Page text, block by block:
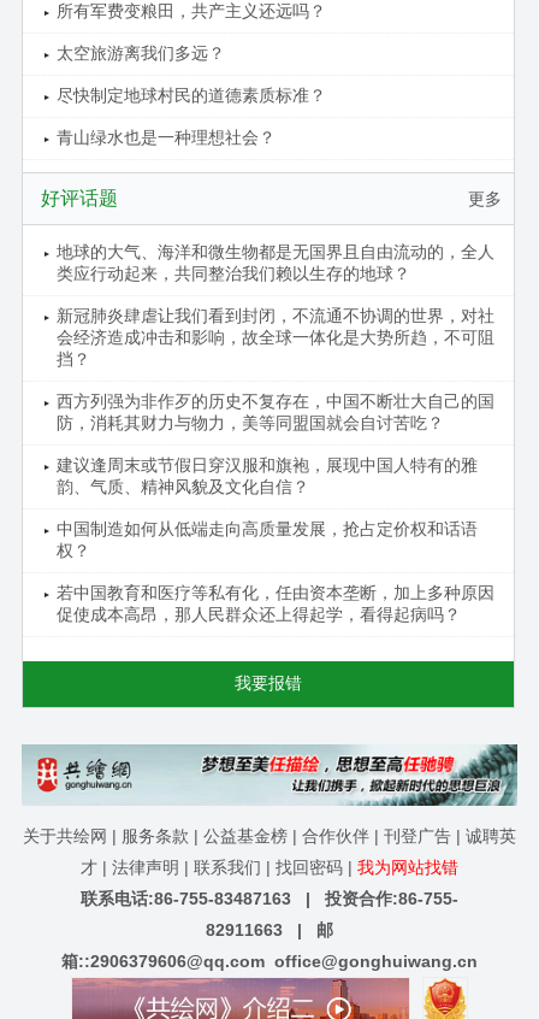
所有军费变粮田，共产主义还远吗？
太空旅游离我们多远？
尽快制定地球村民的道德素质标准？
青山绿水也是一种理想社会？
更多
好评话题
地球的大气、海洋和微生物都是无国界且自由流动的，全人
类应行动起来，共同整治我们赖以生存的地球？
新冠肺炎肆虐让我们看到封闭，不流通不协调的世界，对社
会经济造成冲击和影响，故全球一体化是大势所趋，不可阻
挡？
西方列强为非作歹的历史不复存在，中国不断壮大自己的国
防，消耗其财力与物力，美等同盟国就会自讨苦吃？
建议逢周末或节假日穿汉服和旗袍，展现中国人特有的雅
韵、气质、精神风貌及文化自信？
中国制造如何从低端走向高质量发展，抢占定价权和话语
权？
若中国教育和医疗等私有化，任由资本垄断，加上多种原因
促使成本高昂，那人民群众还上得起学，看得起病吗？
我要报错
关于共绘网 | 服务条款 | 公益基金榜 | 合作伙伴 | 刊登广告 | 诚聘英
才 | 法律声明 | 联系我们 | 找回密码 | 我为网站找错
联系电话:86-755-83487163 | 投资合作:86-755-
82911663 | 邮
箱::2906379606@qq.com office@gonghuiwang.cn